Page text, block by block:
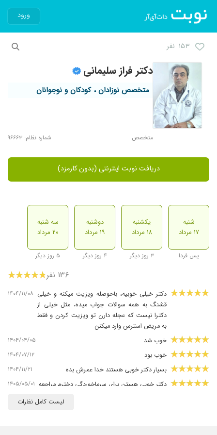
ورود
۱۵۳ نفر
دکتر فراز سلیمانی
متخصص نوزادان ، کودکان و نوجوانان
متخصص شماره نظام: ۹۶۶۶۳
دریافت نوبت اینترنتی (بدون کارمزد)
شنبه
۱۷ مرداد
پس فردا
یکشنبه
۱۸ مرداد
۳ روز دیگر
دوشنبه
۱۹ مرداد
۴ روز دیگر
سه شنبه
۲۰ مرداد
۵ روز دیگر
۱۳۶ نفر
دکتر خیلی خوبیه، باحوصله ویزیت میکنه و خیلی
قشنگ به همه سوالات جواب میده، مثل خیلی از
دکترا نیست که عجله دارن تو ویزیت کردن و فقط
به مریض استرس وارد میکنن
۱۴۰۴/۱۱/۰۸
خوب شد ۱۴۰۴/۰۴/۰۵
خوب بود ۱۴۰۴/۰۷/۱۲
بسیار دکتر خوبی هستند خدا عمرش بده ۱۴۰۴/۱۱/۲۱
دکتر خوبی هستن برای سرماخوردگی دخترم مراجعه ۱۴۰۵/۰۵/۰۱
لیست کامل نظرات